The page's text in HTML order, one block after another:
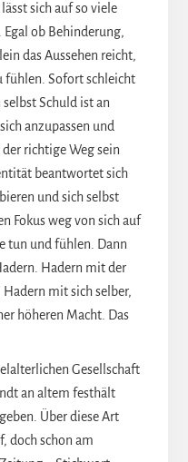
sich auf so viele
ob Behinderung,
das Aussehen reicht,
fühlen. Sofort schleicht
Schuld ist an
anzupassen und
richtige Weg sein
beantwortet sich
und sich selbst
Fokus weg von sich auf
tun und fühlen. Dann
Hadern mit der
mit sich selber,
höheren Macht. Das
Gesellschaft
an altem festhält
Über diese Art
doch schon am